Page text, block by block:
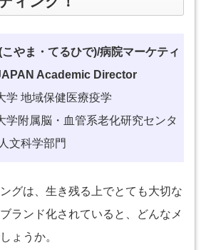
やま・てるひで)/病院マーケティ
Academic Director
学 地域保健医療疫学
学附属脳・血管系老化研究センタ
文科学部門
グは、生き残る上でとても大切な
ランド化されていると、どんなメ
ょうか。